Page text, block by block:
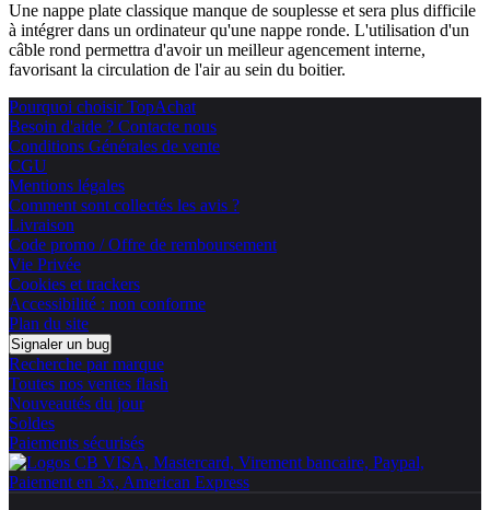
Une nappe plate classique manque de souplesse et sera plus difficile
à intégrer dans un ordinateur qu'une nappe ronde. L'utilisation d'un
câble rond permettra d'avoir un meilleur agencement interne,
favorisant la circulation de l'air au sein du boitier.
Pourquoi choisir TopAchat
Besoin d'aide ? Contacte nous
Conditions Générales de vente
CGU
Mentions légales
Comment sont collectés les avis ?
Livraison
Code promo / Offre de remboursement
Vie Privée
Cookies et trackers
Accessibilité : non conforme
Plan du site
Signaler un bug
Recherche par marque
Toutes nos ventes flash
Nouveautés du jour
Soldes
Paiements sécurisés